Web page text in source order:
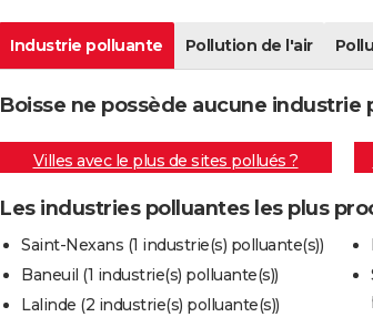
Industrie polluante Pollution de l'air
Boisse ne possède aucune
Villes avec le plus de sites pollués ?
Les industries polluantes les plus
Saint-Nexans (1 industrie(s) polluante(s))
Baneuil (1 industrie(s) polluante(s))
Lalinde (2 industrie(s) polluante(s))